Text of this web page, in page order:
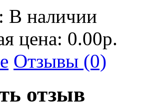
В наличии
цена: 0.00р.
Отзывы (0)
отзыв